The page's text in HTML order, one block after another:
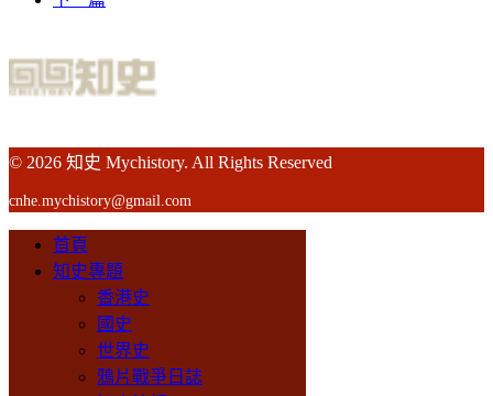
© 2026 知史 Mychistory. All Rights Reserved
cnhe.mychistory@gmail.com
首頁
知史專題
香港史
國史
世界史
鴉片戰爭日誌